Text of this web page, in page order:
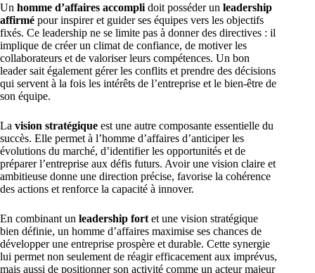
Un homme d’affaires accompli doit posséder un leadership
affirmé pour inspirer et guider ses équipes vers les objectifs
fixés. Ce leadership ne se limite pas à donner des directives : il
implique de créer un climat de confiance, de motiver les
collaborateurs et de valoriser leurs compétences. Un bon
leader sait également gérer les conflits et prendre des décisions
qui servent à la fois les intérêts de l’entreprise et le bien-être de
son équipe.
La vision stratégique est une autre composante essentielle du
succès. Elle permet à l’homme d’affaires d’anticiper les
évolutions du marché, d’identifier les opportunités et de
préparer l’entreprise aux défis futurs. Avoir une vision claire et
ambitieuse donne une direction précise, favorise la cohérence
des actions et renforce la capacité à innover.
En combinant un leadership fort et une vision stratégique
bien définie, un homme d’affaires maximise ses chances de
développer une entreprise prospère et durable. Cette synergie
lui permet non seulement de réagir efficacement aux imprévus,
mais aussi de positionner son activité comme un acteur majeur